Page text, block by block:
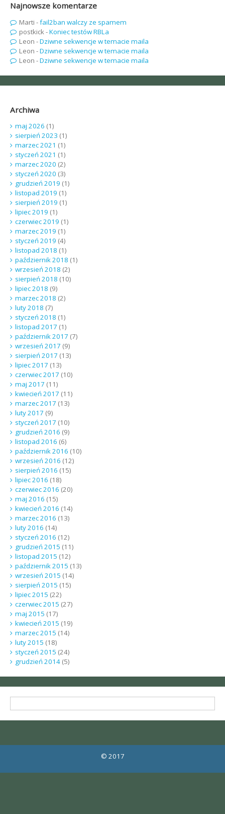
Najnowsze komentarze
Marti -fail2ban walczy ze spamem
postkick-Koniec testów RBLa
Leon -Dziwne sekwencje w temacie maila
Leon -Dziwne sekwencje w temacie maila
Leon -Dziwne sekwencje w temacie maila
Archiwa
maj 2026 (1)
sierpień 2023 (1)
marzec 2021 (1)
styczeń 2021 (1)
marzec 2020 (2)
styczeń 2020 (3)
grudzień 2019 (1)
listopad 2019 (1)
sierpień 2019 (1)
lipiec 2019 (1)
czerwiec 2019 (1)
marzec 2019 (1)
styczeń 2019 (4)
listopad 2018 (1)
październik 2018 (1)
wrzesień 2018 (2)
sierpień 2018 (10)
lipiec 2018 (9)
marzec 2018 (2)
luty 2018 (7)
styczeń 2018 (1)
listopad 2017 (1)
październik 2017 (7)
wrzesień 2017 (9)
sierpień 2017 (13)
lipiec 2017 (13)
czerwiec 2017 (10)
maj 2017 (11)
kwiecień 2017 (11)
marzec 2017 (13)
luty 2017 (9)
styczeń 2017 (10)
grudzień 2016 (9)
listopad 2016 (6)
październik 2016 (10)
wrzesień 2016 (12)
sierpień 2016 (15)
lipiec 2016 (18)
czerwiec 2016 (20)
maj 2016 (15)
kwiecień 2016 (14)
marzec 2016 (13)
luty 2016 (14)
styczeń 2016 (12)
grudzień 2015 (11)
listopad 2015 (12)
październik 2015 (13)
wrzesień 2015 (14)
sierpień 2015 (15)
lipiec 2015 (22)
czerwiec 2015 (27)
maj 2015 (17)
kwiecień 2015 (19)
marzec 2015 (14)
luty 2015 (18)
styczeń 2015 (24)
grudzień 2014(5)
© 2017